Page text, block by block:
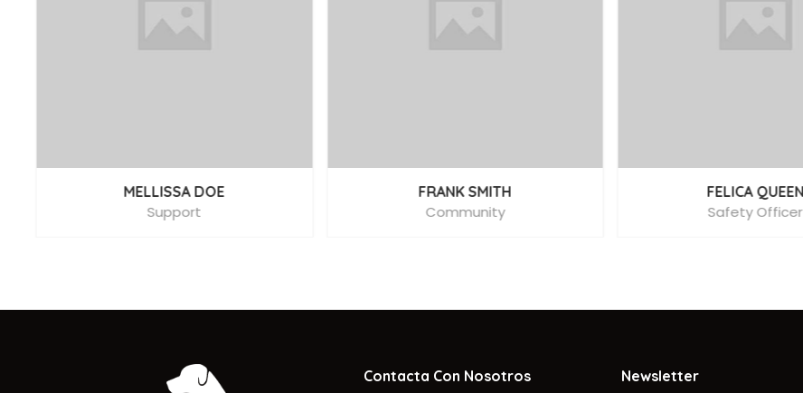
MELLISSA DOE
Support
FRANK SMITH
Community
FELICA QUEEN
Safety Officer
Contacta Con Nosotros Newsletter